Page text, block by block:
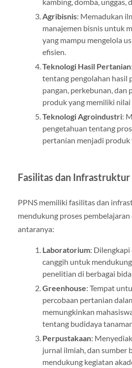
kambing, domba, unggas,
Agribisnis: Memadukan
manajemen bisnis untuk
yang mampu mengelola
efisien.
Teknologi Hasil Pertanian
tentang pengolahan hasil
pangan, perkebunan, dan
produk yang memiliki
Teknologi Agroindustri:
pengetahuan tentang
pertanian menjadi produk
Fasilitas dan Infrastruktur
PPNS memiliki fasilitas dan
mendukung proses pembelajaran
antaranya:
Laboratorium: Dilengkapi
canggih untuk
penelitian di berbagai
Greenhouse: Tempat
percobaan pertanian
memungkinkan
tentang budidaya
Perpustakaan:
jurnal ilmiah, dan sumber
mendukung kegiatan